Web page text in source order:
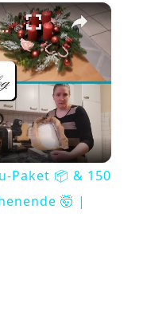
×
Posts an einem Wochenende 🤯 | Daily Vlog
Paket 📦 & 150
🤯 |